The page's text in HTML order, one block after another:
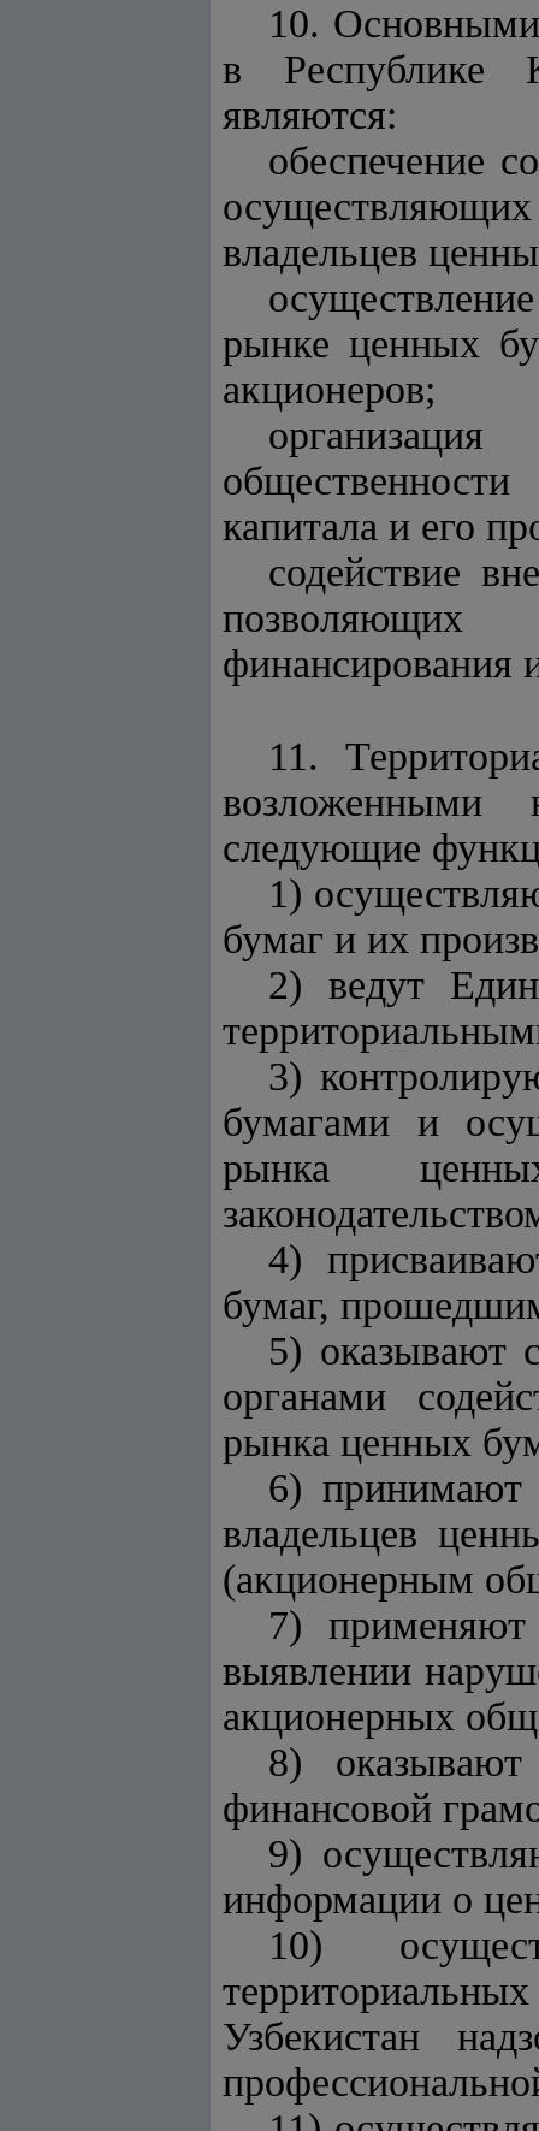
10. Основными
в Республике
являются:
обеспечение
владельцев
рынке ценных
акционеров;
капитала и его
содействие
финансирования
11.
возложенными
следующие
1)
бумаг и их
2) ведут
3)
бумагами и
рынка
4)
бумаг,
5) оказывают
органами
рынка ценных
6) принимают
владельцев
(акционерным
7) применяют
выявлении
акционерных
8)
финансовой
9)
информации о
10)
Узбекистан